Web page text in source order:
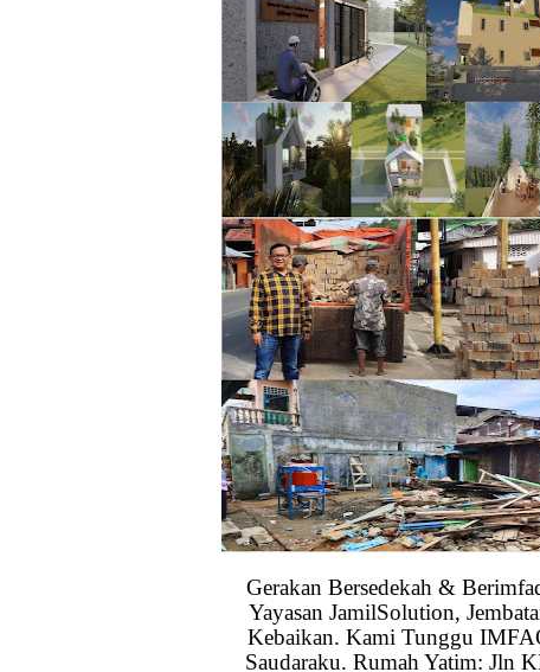
Gerakan Bersedekah &
Yayasan JamilSolution,
Kebaikan. Kami Tunggu
Saudaraku. Rumah Yatim: Jln